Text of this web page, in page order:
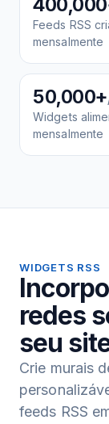
Feeds RSS
mensalmente
50,000+
Widgets
mensalmente
WIDGETS RSS
redes
seu
Crie murais
feeds RSS